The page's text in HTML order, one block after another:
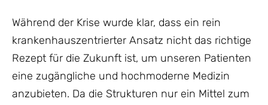
Während der Krise wurde klar, dass ein rein
krankenhauszentrierter Ansatz nicht das richtige
Rezept für die Zukunft ist, um unseren Patienten
eine zugängliche und hochmoderne Medizin
anzubieten. Da die Strukturen nur ein Mittel zum